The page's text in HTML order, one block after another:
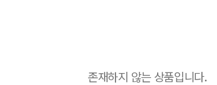
존재하지 않는 상품입니다.